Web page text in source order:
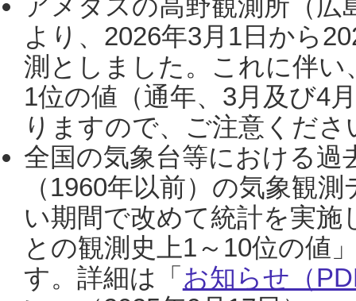
より、2026年3月1日から
測としました。これに伴い
1位の値（通年、3月及び4
りますので、ご注意くだ
全国の気象台等における過
（1960年以前）の気象観
い期間で改めて統計を実
との観測史上1～10位の値
す。詳細は「 お知らせ（